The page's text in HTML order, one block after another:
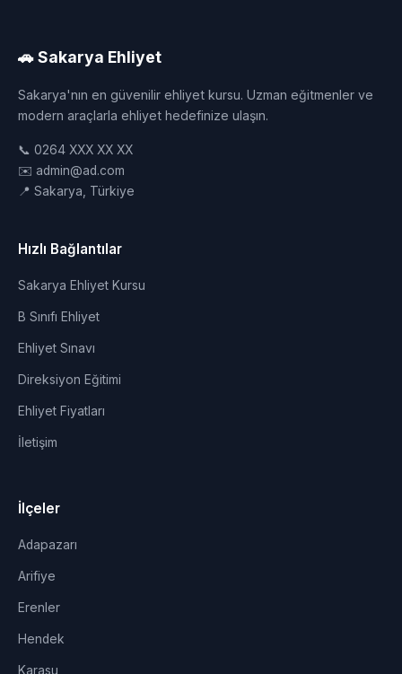
🚗 Sakarya Ehliyet
Sakarya'nın en güvenilir ehliyet kursu. Uzman eğitmenler ve
modern araçlarla ehliyet hedefinize ulaşın.
📞 0264 XXX XX XX
✉️ admin@ad.com
📍 Sakarya, Türkiye
Hızlı Bağlantılar
Sakarya Ehliyet Kursu
B Sınıfı Ehliyet
Ehliyet Sınavı
Direksiyon Eğitimi
Ehliyet Fiyatları
İletişim
İlçeler
Adapazarı
Arifiye
Erenler
Hendek
Karasu